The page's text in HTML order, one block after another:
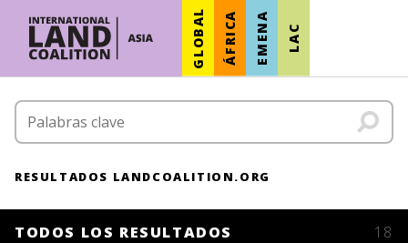
GLOBAL ÁFRICA EMENA LAC
RESULTADOS LANDCOALITION.ORG
TODOS LOS RESULTADOS 18